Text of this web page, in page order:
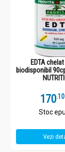
EDTA
biodisponibil
170.1
Stoc
Vezi